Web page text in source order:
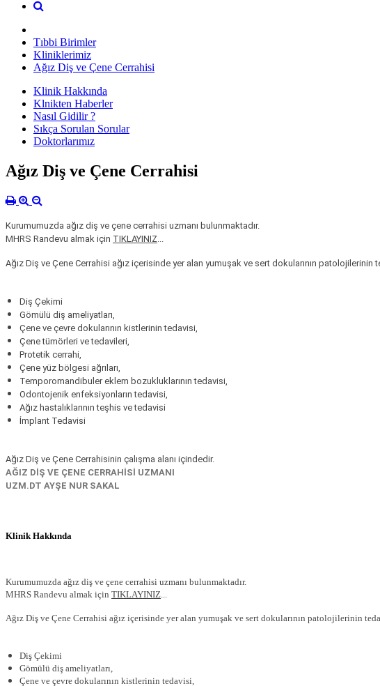
Tıbbi Birimler
Kliniklerimiz
Ağız Diş ve Çene Cerrahisi
Klinik Hakkında
Klnikten Haberler
Nasıl Gidilir ?
Sıkça Sorulan Sorular
Doktorlarımız
Ağız Diş ve Çene Cerrahisi
Kurumumuzda ağız diş ve çene cerrahisi uzmanı bulunmaktadır.
MHRS Randevu almak için TIKLAYINIZ
Ağız Diş ve Çene Cerrahisi ağız içerisinde yer alan yumuşak ve sert dokularının patolojilerinin
Diş Çekimi
Gömülü diş ameliyatları,
Çene ve çevre dokularının kistlerinin tedavisi,
Çene tümörleri ve tedavileri,
Protetik cerrahi,
Çene yüz bölgesi ağrıları,
Temporomandibuler eklem bozukluklarının tedavisi,
Odontojenik enfeksiyonların tedavisi,
Ağız hastalıklarının teşhis ve tedavisi
İmplant Tedavisi
Ağız Diş ve Çene Cerrahisinin çalışma alanı içindedir.
AĞIZ DİŞ VE ÇENE CERRAHİSİ UZMANI
UZM.DT AYŞE NUR SAKAL
Klinik Hakkında
Kurumumuzda ağız diş ve çene cerrahisi uzmanı bulunmaktadır.
MHRS Randevu almak için TIKLAYINIZ
Ağız Diş ve Çene Cerrahisi ağız içerisinde yer alan yumuşak ve sert dokularının patolojilerinin
Diş Çekimi
Gömülü diş ameliyatları,
Çene ve çevre dokularının kistlerinin tedavisi,